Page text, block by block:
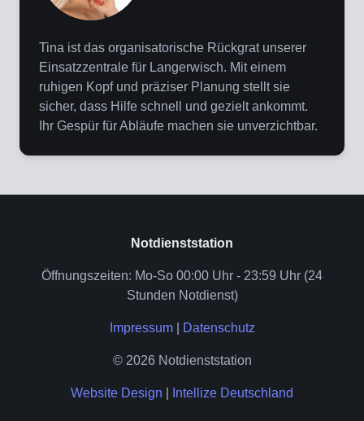
Tina ist das organisatorische Rückgrat unserer
Einsatzzentrale für Langerwisch. Mit einem
ruhigen Kopf und präziser Planung stellt sie
sicher, dass Hilfe schnell und gezielt ankommt.
Ihr Gespür für Abläufe machen sie unverzichtbar.
Notdienststation
Öffnungszeiten: Mo-So 00:00 Uhr - 23:59 Uhr (24
Stunden Notdienst)
Impressum| Datenschutz
© 2026 Notdienststation
Website Design Intellize Deutschland